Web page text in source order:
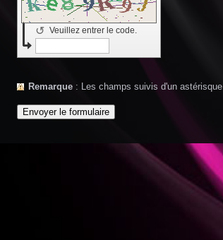
Veuillez entrer le code.
↺
Remarque : Les champs suivis d'un astérisque